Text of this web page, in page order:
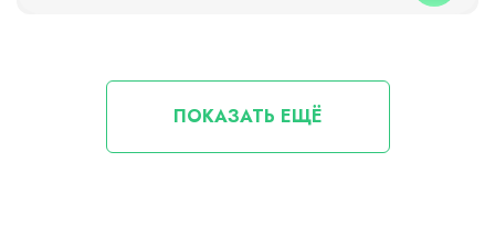
ПОКАЗАТЬ ЕЩЁ